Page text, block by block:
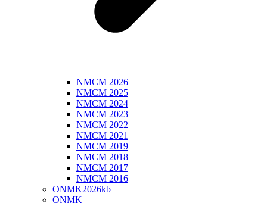
NMCM 2026
NMCM 2025
NMCM 2024
NMCM 2023
NMCM 2022
NMCM 2021
NMCM 2019
NMCM 2018
NMCM 2017
NMCM 2016
ONMK2026kb
ONMK